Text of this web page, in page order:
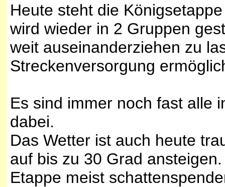
Heute steht die
wird wieder in 2 Gruppen
weit auseinanderziehen zu
Streckenversorgung
Es sind immer noch fast alle
dabei.
Das Wetter ist auch heute
auf bis zu 30 Grad
Etappe meist